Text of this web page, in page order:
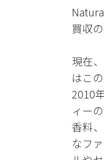
買収
現在
はこ
2010
ィー
香料
なフ